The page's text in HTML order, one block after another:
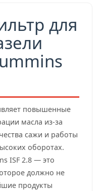
для
повышенные
масла из-за
сажи и работы
оборотах.
ISF 2.8 — это
должно не
продукты